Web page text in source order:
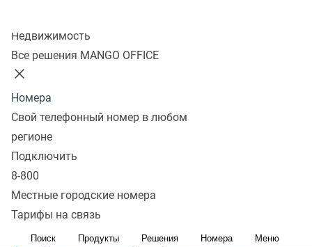
Недвижимость
Все решения MANGO OFFICE
Номера
Свой телефонный номер в любом
регионе
Подключить
8-800
Местные городские номера
Тарифы на связь
Поиск Продукты Решения Номера Меню
Audiocodes
Redial –> выбрать номер –> Redial.
Добавление контакта в записную книжку из истории
Redial –> выбрать номер –> Сохранить –> ввести
данные –> Сохранить.
Создание нового контакта